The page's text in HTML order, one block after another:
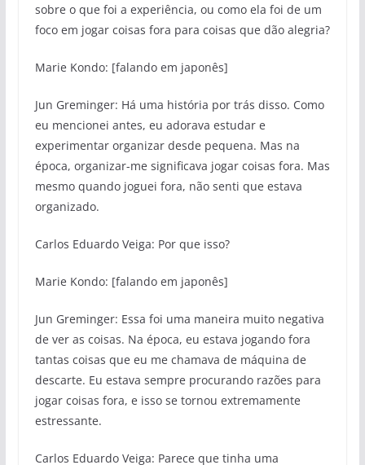
sobre o que foi a experiência, ou como ela foi de um
foco em jogar coisas fora para coisas que dão alegria?
Marie Kondo: [falando em japonês]
Jun Greminger: Há uma história por trás disso. Como
eu mencionei antes, eu adorava estudar e
experimentar organizar desde pequena. Mas na
época, organizar-me significava jogar coisas fora. Mas
mesmo quando joguei fora, não senti que estava
organizado.
Carlos Eduardo Veiga: Por que isso?
Marie Kondo: [falando em japonês]
Jun Greminger: Essa foi uma maneira muito negativa
de ver as coisas. Na época, eu estava jogando fora
tantas coisas que eu me chamava de máquina de
descarte. Eu estava sempre procurando razões para
jogar coisas fora, e isso se tornou extremamente
estressante.
Carlos Eduardo Veiga: Parece que tinha uma